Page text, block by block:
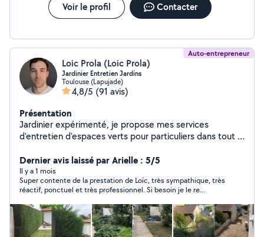
Voir le profil Contacter
Auto-entrepreneur
Loic Prola (Loic Prola)
Jardinier Entretien Jardins
Toulouse (Lapujade)
4,8/5 (91 avis)
Présentation
Jardinier expérimenté, je propose mes services
d'entretien d'espaces verts pour particuliers dans tout le
(tondeuse et grandes surfaces au tracteur)
Débroussaillage Taille de haies Soufflage de feuilles
Désherbage et entretien général Je possède tout le
matériel professionnel nécessaire J'ai un camion pour
l'évacuation des déchets verts Plusieurs années
d'expérience Intervention rapide dans tout le 31 (Haute-
Garonne) Devis gratuit sur demande
Dernier avis laissé par Arielle : 5/5
Il y a 1 mois
Super contente de la prestation de Loïc, très sympathique, très
réactif, ponctuel et très professionnel. Si besoin je le re